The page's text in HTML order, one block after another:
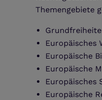
Themengebiete
Europäisches
Europäische
Europäische
Europäisches
Europäische